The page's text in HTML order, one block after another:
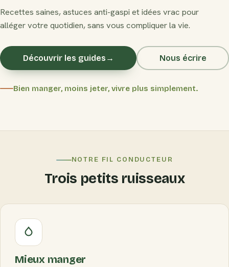
Recettes saines, astuces anti-gaspi et idées vrac pour
alléger votre quotidien, sans vous compliquer la vie.
Découvrir les guides → Nous écrire
Bien manger, moins jeter, vivre plus simplement.
NOTRE FIL CONDUCTEUR
Trois petits ruisseaux
Mieux manger